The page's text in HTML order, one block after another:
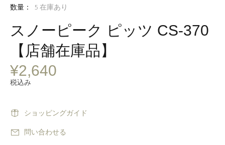
数量： 5在庫あり
スノーピーク ピッツ CS-370
【店舗在庫品】
¥2,640
税込み
ショッピングガイド
問い合わせる